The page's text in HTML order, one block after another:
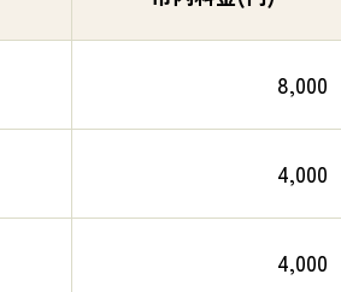
8,000
4,000
4,000